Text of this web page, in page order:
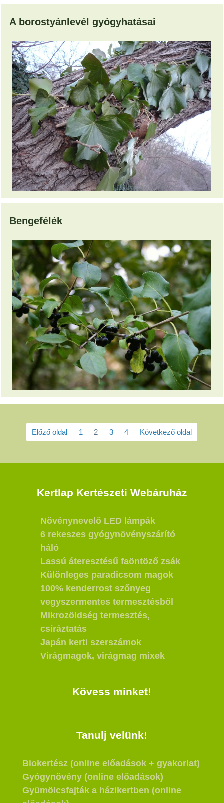
A borostyánlevél gyógyhatásai
Bengefélék
Előző oldal 1 2 3 4 Következő oldal
Kertlap Kertészeti Webáruház
Növénynevelő LED lámpák
6 rekeszes gyógynövényszárító
háló
Lassú áteresztésű faöntöző zsák
Különleges paradicsom magok
100% kenderrost szőnyeg
vegyszermentes termesztésből
Mikrozöldség termesztés,
csíráztatás
Japán kerti szerszámok
Virágmagok, virágmag mixek
Kövess minket!
Tanulj velünk!
Biokertész (online előadások + gyakorlat)
Gyógynövény (online előadások)
Gyümölcsfajták a házikertben (online